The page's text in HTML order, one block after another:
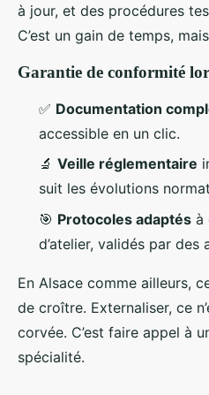
à jour, et des procédures
C’est un gain de temps,
Garantie de conformité
✅ Documentation
accessible en un clic.
🔬 Veille réglementaire
suit les évolutions
🎯 Protocoles adaptés à
d’atelier, validés par des
En Alsace comme ailleurs,
de croître. Externaliser, ce
corvée. C’est faire appel à
spécialité.